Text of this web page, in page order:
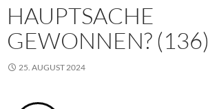
HAUPTSACHE
GEWONNEN? (136)
25. AUGUST 2024